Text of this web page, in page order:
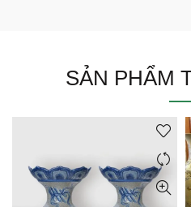
SẢN PHẨM